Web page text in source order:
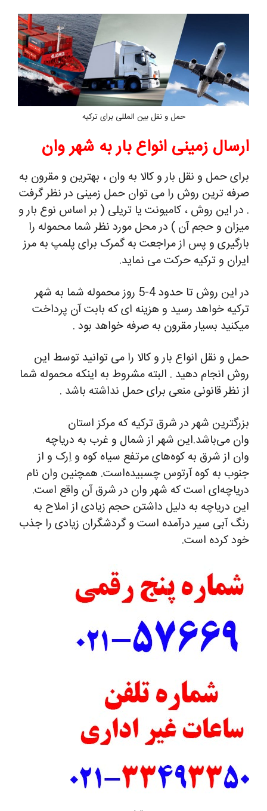
حمل و نقل بین المللی برای ترکیه
ارسال زمینی انواع بار به شهر وان
برای حمل و نقل بار و کالا به وان ، بهترین و مقرون به
صرفه ترین روش را می توان حمل زمینی در نظر گرفت
. در این روش ، کامیونت یا تریلی ( بر اساس نوع بار و
میزان و حجم آن ) در محل مورد نظر شما محموله را
بارگیری و پس از مراجعت به گمرک برای پلمپ به مرز
ایران و ترکیه حرکت می نماید.
در این روش تا حدود 4-5 روز محموله شما به شهر
ترکیه خواهد رسید و هزینه ای که بابت آن پرداخت
میکنید بسیار مقرون به صرفه خواهد بود .
حمل و نقل انواع بار و کالا را می توانید توسط این
روش انجام دهید . البته مشروط به اینکه محموله شما
از نظر قانونی منعی برای حمل نداشته باشد .
بزرگترین شهر در شرق ترکیه که مرکز استان
وان می‌باشد.این شهر از شمال و غرب به دریاچه
وان از شرق به کوه‌های مرتفع سیاه کوه و اِرک و از
جنوب به کوه آرتوس چسبیده‌است. همچنین وان نام
دریاچه‌ای است که شهر وان در شرق آن واقع است.
این دریاچه به دلیل داشتن حجم زیادی از املاح به
رنگ آبی سیر درآمده است و گردشگران زیادی را جذب
خود کرده است.